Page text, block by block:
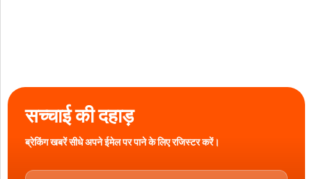
सच्चाई की दहाड़
ब्रेकिंग खबरें सीधे अपने ईमेल पर पाने के लिए रजिस्टर करें।